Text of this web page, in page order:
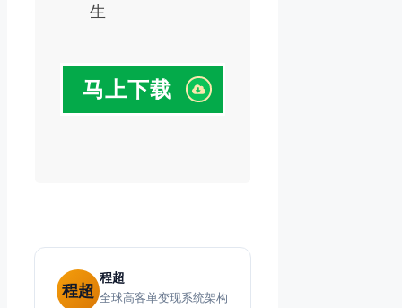
生
马上下载
程超
程超
全球高客单变现系统架构